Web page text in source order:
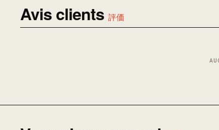
Avis clients 評価